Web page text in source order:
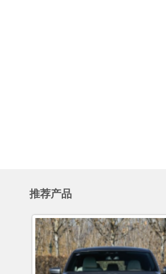
推荐产品